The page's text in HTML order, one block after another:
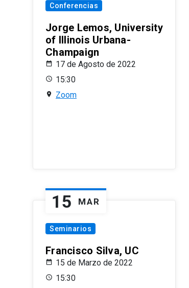
Conferencias
Jorge Lemos, University
of Illinois Urbana-
Champaign
17 de Agosto de 2022
15:30
Zoom
15 MAR
Seminarios
Francisco Silva, UC
15 de Marzo de 2022
15:30